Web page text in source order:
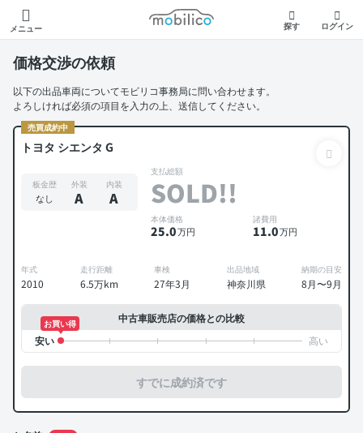
メニュー
モビリコ
探す ログイン
価格交渉の依頼
以下の出品車両についてモビリコ事務局に問い合わせます。
よろしければ必須の項目を入力の上、送信してください。
売買成約中
トヨタ シエンタ G
板金歴
なし
外装
A
内装
A
支払総額
SOLD!!
本体価格
25.0万円
諸費用
11.0万円
年式
2010
走行距離
6.5万km
車検
27年3月
出品地域
神奈川県
納期の目安
8月〜9月
中古車販売店の価格との比較
お買い得
すでに成約済です